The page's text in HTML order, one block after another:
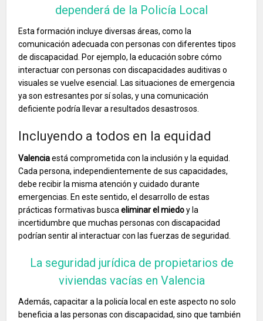
dependerá de la Policía Local
Esta formación incluye diversas áreas, como la
comunicación adecuada con personas con diferentes tipos
de discapacidad. Por ejemplo, la educación sobre cómo
interactuar con personas con discapacidades auditivas o
visuales se vuelve esencial. Las situaciones de emergencia
ya son estresantes por sí solas, y una comunicación
deficiente podría llevar a resultados desastrosos.
Incluyendo a todos en la equidad
Valenciaestá comprometida con la inclusión y la equidad.
Cada persona, independientemente de sus capacidades,
debe recibir la misma atención y cuidado durante
emergencias. En este sentido, el desarrollo de estas
prácticas formativas buscaeliminar el miedoy la
incertidumbre que muchas personas con discapacidad
podrían sentir al interactuar con las fuerzas de seguridad.
La seguridad jurídica de propietarios de
viviendas vacías en Valencia
Además, capacitar a la policía local en este aspecto no solo
beneficia a las personas con discapacidad, sino que también